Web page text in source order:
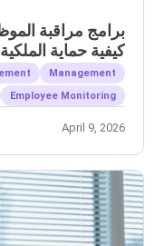
برامج مراقبة
كيفية حماية
Management
Employee Monitoring
April 9, 2026